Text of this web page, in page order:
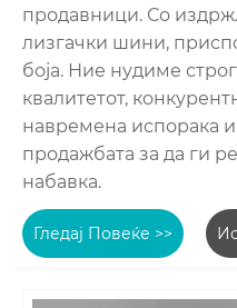
продавници. Со
лизгачки шини,
боја. Ние нудиме
квалитетот,
навремена испорака
продажбата за да ги
набавка.
Гледај Повеќе >>